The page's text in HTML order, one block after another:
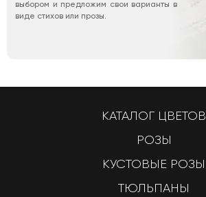
выбором и предложим свои варианты в
виде стихов или прозы.
КАТАЛОГ ЦВЕТОВ
РОЗЫ
КУСТОВЫЕ РОЗЫ
ТЮЛЬПАНЫ